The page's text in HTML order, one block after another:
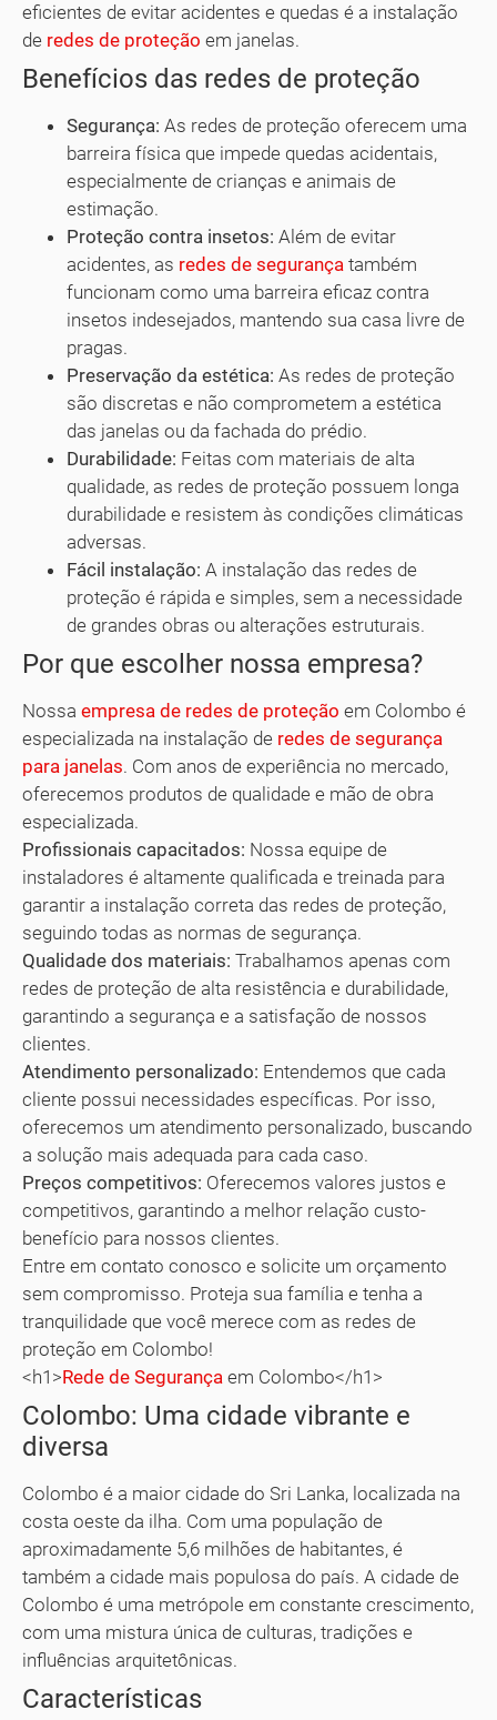
eficientes de evitar acidentes e quedas é a instalação
de redes de proteção em janelas.
Benefícios das redes de proteção
Segurança: As redes de proteção oferecem uma
barreira física que impede quedas acidentais,
especialmente de crianças e animais de
estimação.
Proteção contra insetos: Além de evitar
acidentes, as redes de segurança também
funcionam como uma barreira eficaz contra
insetos indesejados, mantendo sua casa livre de
pragas.
Preservação da estética: As redes de proteção
são discretas e não comprometem a estética
das janelas ou da fachada do prédio.
Durabilidade: Feitas com materiais de alta
qualidade, as redes de proteção possuem longa
durabilidade e resistem às condições climáticas
adversas.
Fácil instalação: A instalação das redes de
proteção é rápida e simples, sem a necessidade
de grandes obras ou alterações estruturais.
Por que escolher nossa empresa?
Nossa empresa de redes de proteção em Colombo é
especializada na instalação de redes de segurança
para janelas. Com anos de experiência no mercado,
oferecemos produtos de qualidade e mão de obra
especializada.
Profissionais capacitados: Nossa equipe de
instaladores é altamente qualificada e treinada para
garantir a instalação correta das redes de proteção,
seguindo todas as normas de segurança.
Qualidade dos materiais: Trabalhamos apenas com
redes de proteção de alta resistência e durabilidade,
garantindo a segurança e a satisfação de nossos
clientes.
Atendimento personalizado: Entendemos que cada
cliente possui necessidades específicas. Por isso,
oferecemos um atendimento personalizado, buscando
a solução mais adequada para cada caso.
Preços competitivos: Oferecemos valores justos e
competitivos, garantindo a melhor relação custo-
benefício para nossos clientes.
Entre em contato conosco e solicite um orçamento
sem compromisso. Proteja sua família e tenha a
tranquilidade que você merece com as redes de
proteção em Colombo!
<h1>Rede de Segurança em Colombo</h1>
Colombo: Uma cidade vibrante e
diversa
Colombo é a maior cidade do Sri Lanka, localizada na
costa oeste da ilha. Com uma população de
aproximadamente 5,6 milhões de habitantes, é
também a cidade mais populosa do país. A cidade de
Colombo é uma metrópole em constante crescimento,
com uma mistura única de culturas, tradições e
influências arquitetônicas.
Características